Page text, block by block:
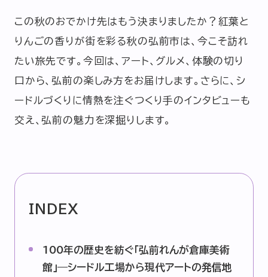
公式Xアカウント
アサヒグループ公式チャンネル
ご利用規約
この秋のおでかけ先はもう決まりましたか？紅葉と
りんごの香りが街を彩る秋の弘前市は、今こそ訪れ
たい旅先です。今回は、アート、グルメ、体験の切り
口から、弘前の楽しみ方をお届けします。さらに、シ
ードルづくりに情熱を注ぐつくり手のインタビューも
交え、弘前の魅力を深掘りします。
INDEX
100年の歴史を紡ぐ「弘前れんが倉庫美術
館」—シードル工場から現代アートの発信地